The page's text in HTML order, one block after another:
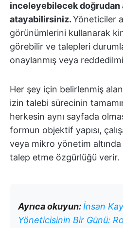
inceleyebilecek doğrudan
atayabilirsiniz.Yöneticiler
görünümlerini kullanarak
görebilir ve talepleri
onaylanmış veya
Her şey için belirlenmiş
izin talebi sürecinin
herkesin aynı sayfada
formun objektif yapısı,
veya mikro yönetim
talep etme özgürlüğü verir.
Ayrıca okuyun: İnsan
Yöneticisinin Bir Günü: